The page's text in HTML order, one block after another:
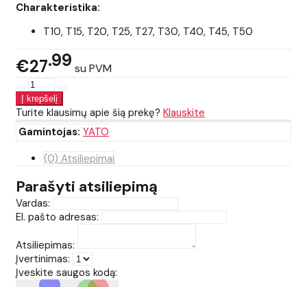
Charakteristika:
T10, T15, T20, T25, T27, T30, T40, T45, T50
€27 99 su PVM
Turite klausimų apie šią prekę? Klauskite
Gamintojas: YATO
(0) Atsiliepimai
Parašyti atsiliepimą
Vardas:
El. pašto adresas:
Atsiliepimas:
Įvertinimas:
Įveskite saugos kodą: